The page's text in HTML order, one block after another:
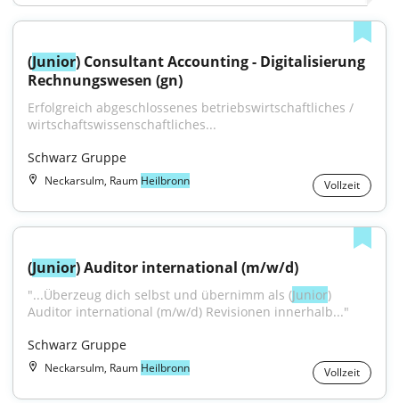
(Junior) Consultant Accounting - Digitalisierung
Rechnungswesen (gn)
Erfolgreich abgeschlossenes betriebswirtschaftliches /
wirtschaftswissenschaftliches...
Schwarz Gruppe
Neckarsulm, Raum Heilbronn Vollzeit
(Junior) Auditor international (m/w/d)
"...Überzeug dich selbst und übernimm als (Junior)
Auditor international (m/w/d) Revisionen innerhalb..."
Schwarz Gruppe
Neckarsulm, Raum Heilbronn Vollzeit